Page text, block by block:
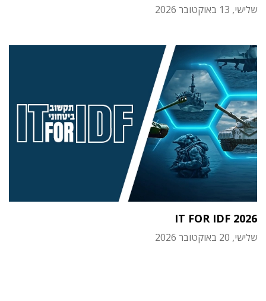
שלישי, 13 באוקטובר 2026
IT FOR IDF 2026
שלישי, 20 באוקטובר 2026